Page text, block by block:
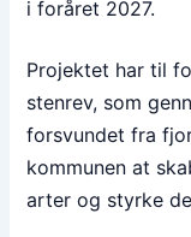
i foråret 2027.
Projektet har til
stenrev, som
forsvundet fra
kommunen at
arter og styrke